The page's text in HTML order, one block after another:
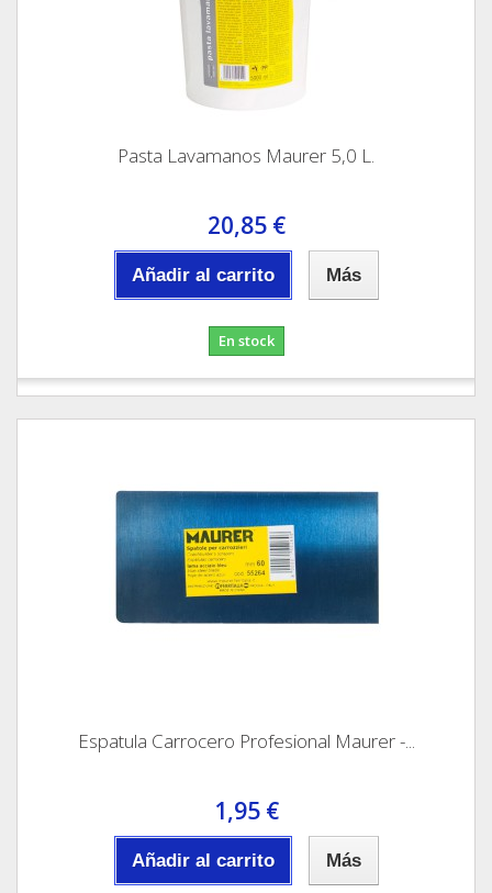
Pasta Lavamanos Maurer 5,0 L.
20,85 €
Añadir al carrito Más
En stock
Espatula Carrocero Profesional Maurer -...
1,95 €
Añadir al carrito Más